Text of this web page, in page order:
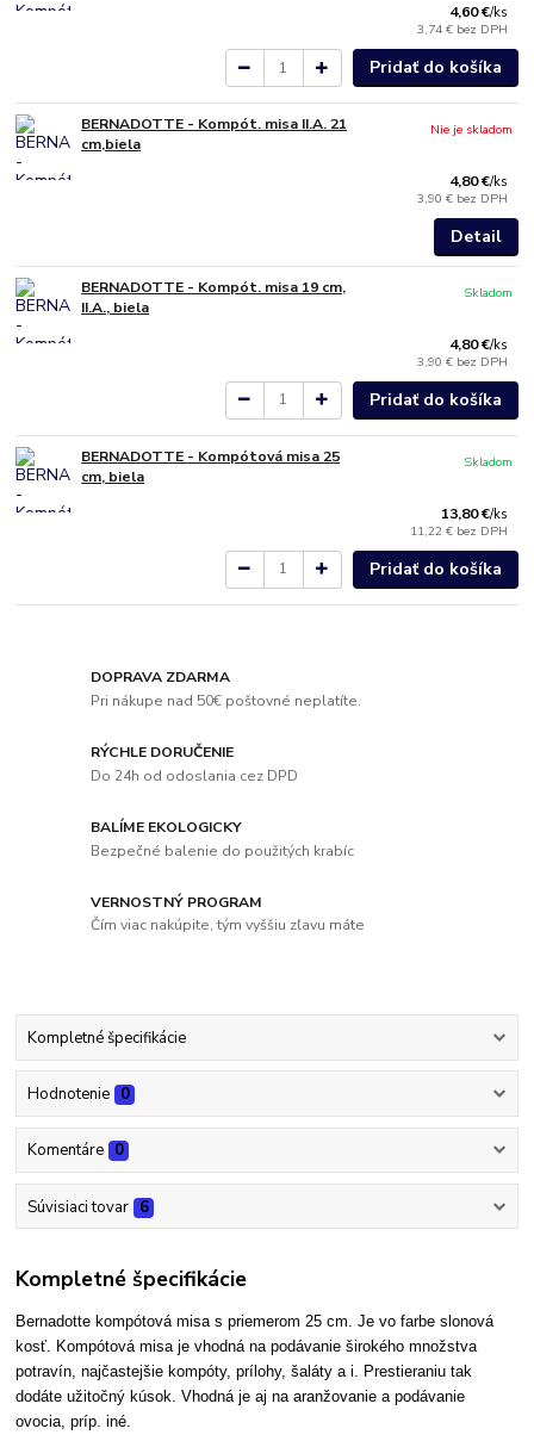
4,60 €/ks
3,74 € bez DPH
Pridať do košíka
BERNADOTTE - Kompót. misa II.A. 21
cm,biela
4,80 €/ks
3,90 € bez DPH
Nie je skladom
Detail
BERNADOTTE - Kompót. misa 19 cm,
II.A., biela
4,80 €/ks
3,90 € bez DPH
Skladom
Pridať do košíka
BERNADOTTE - Kompótová misa 25
cm, biela
13,80 €/ks
11,22 € bez DPH
Skladom
Pridať do košíka
DOPRAVA ZDARMA
Pri nákupe nad 50€ poštovné neplatíte.
RÝCHLE DORUČENIE
Do 24h od odoslania cez DPD
BALÍME EKOLOGICKY
Bezpečné balenie do použitých krabíc
VERNOSTNÝ PROGRAM
Čím viac nakúpite, tým vyššiu zľavu máte
Kompletné špecifikácie
Hodnotenie 0
Komentáre 0
Súvisiaci tovar 6
Kompletné špecifikácie
Bernadotte kompótová misa s priemerom 25 cm.Je vo farbe slonová
kosť. Kompótová misa je vhodná na podávanie širokého množstva
potravín, najčastejšie kompóty, prílohy, šaláty a i. Prestieraniu tak
dodáte užitočný kúsok. Vhodná je aj na aranžovanie a podávanie
ovocia, príp. iné.